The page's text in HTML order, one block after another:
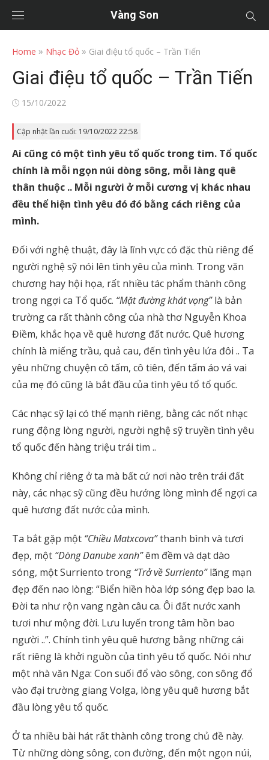
Vàng Son
Home » Nhạc Đỏ » Giai điệu tổ quốc – Trần Tiến
Giai điệu tổ quốc – Trần Tiến
Posted
15/10/2022
Cập nhật lần cuối: 19/10/2022 22:58
Ai cũng có một tình yêu tổ quốc trong tim. Tổ quốc
chính là mỗi ngọn núi dòng sông, mỗi làng quê
thân thuộc .. Mỗi người ở mỗi cương vị khác nhau
đều thể hiện tình yêu đó đó bằng cách riêng của
mình.
Đối với nghệ thuật, đây là lĩnh vực có đặc thù riêng để
người nghệ sỹ nói lên tình yêu của mình. Trong văn
chương hay hội họa, rất nhiều tác phẩm thành công
trong ngợi ca Tổ quốc. “Mặt đường khát vọng”là bản
trường ca rất thành công của nhà thơ Nguyễn Khoa
Điềm, khắc họa về quê hương đất nước. Quê hương
chính là miếng trầu, quả cau, đến tình yêu lứa đôi .. Ta
yêu những chuyện cô tấm, cô tiên, đến tấm áo vá vai
của mẹ đó cũng là bắt đầu của tình yêu tổ tổ quốc.
Các nhạc sỹ lại có thế mạnh riêng, bằng các nốt nhạc
rung động lòng người, người nghệ sỹ truyền tình yêu
tổ quốc đến hàng triệu trái tim ..
Không chỉ riêng ở ta mà bất cứ nơi nào trên trái đất
này, các nhạc sỹ cũng đều hướng lòng mình để ngợi ca
quê hương đất nước của mình.
Ta bắt gặp một “Chiều Matxcova”thanh bình và tươi
đẹp, một “Dòng Danube xanh”êm đềm và dạt dào
sóng, một Surriento trong “Trở về Surriento”lãng mạn
đẹp đến nao lòng: “Biển hiền hòa lớp sóng đẹp bao la.
Đời ta như rộn vang ngàn câu ca. Ôi đất nước xanh
tươi như mộng đời. Lưu luyến trong tâm hồn bao
người ..”. Chính tình yêu quê hương bằng những cái
rất riêng là khởi nguồn của tình yêu tổ quốc. Nói như
một nhà văn Nga: Con suối đổ vào sông, con sông đổ
vào đại trường giang Volga, lòng yêu quê hương bắt
đầu lòng yêu tổ quốc.
Ở ta nhiều bài hát rất thành công trong chủ đề này.
Từ những dòng sông, con đường, đến một ngọn núi,